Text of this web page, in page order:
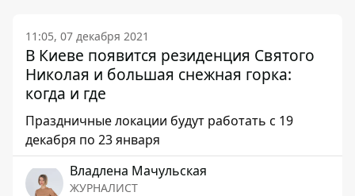
11:05, 07 декабря 2021
В Киеве появится резиденция Святого
Николая и большая снежная горка:
когда и где
Праздничные локации будут работать с 19
декабря по 23 января
Владлена Мачульская
ЖУРНАЛИСТ